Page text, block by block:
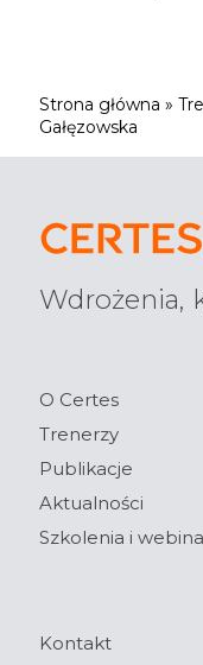
Strona główna »
Gałęzowska
Wdrożenia,
O Certes
Trenerzy
Publikacje
Aktualności
Szkolenia i
Kontakt